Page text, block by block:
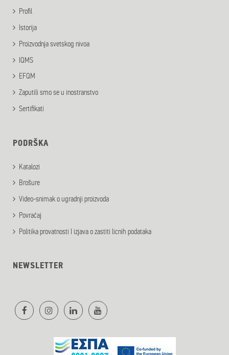
Profil
Istorija
Proizvodnja svetskog nivoa
IQMS
EFQM
Zaputili smo se u inostranstvo
Sertifikati
PODRŠKA
Katalozi
Brošure
Video-snimak o ugradnji proizvoda
Povraćaj
Politika provatnosti I izjava o zastiti licnih podataka
NEWSLETTER